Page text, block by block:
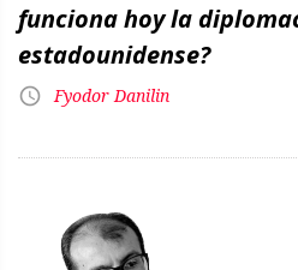
funciona hoy la
estadounidense?
Fyodor Danilin